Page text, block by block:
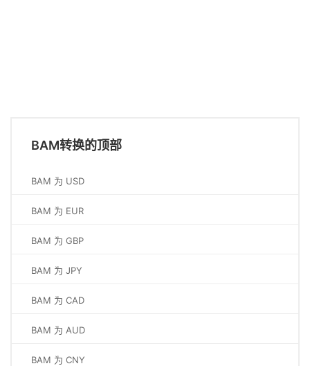
BAM转换的顶部
BAM 为 USD
BAM 为 EUR
BAM 为 GBP
BAM 为 JPY
BAM 为 CAD
BAM 为 AUD
BAM 为 CNY